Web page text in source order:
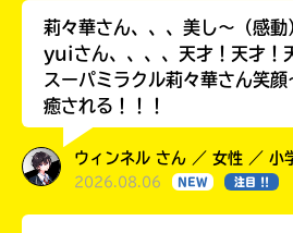
莉々華さん、、、美し〜（感動
yuiさん、、、、天才！天才！
スーパミラクル莉々華さん笑顔
癒される！！！
ウィンネル さん ／ 女性 ／ 小
2026.08.06 NEW 注目 !!